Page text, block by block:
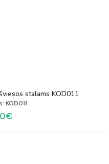
stalams KOD011
KOD011
€